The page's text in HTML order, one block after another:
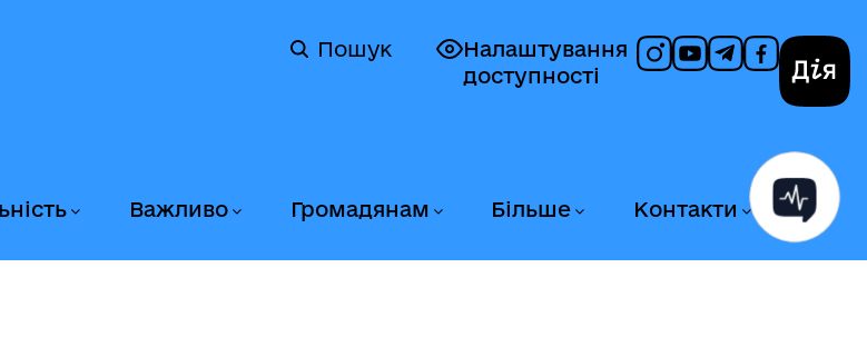
Налаштування
доступності
Пошук
Важливо Громадянам Більше Контакти